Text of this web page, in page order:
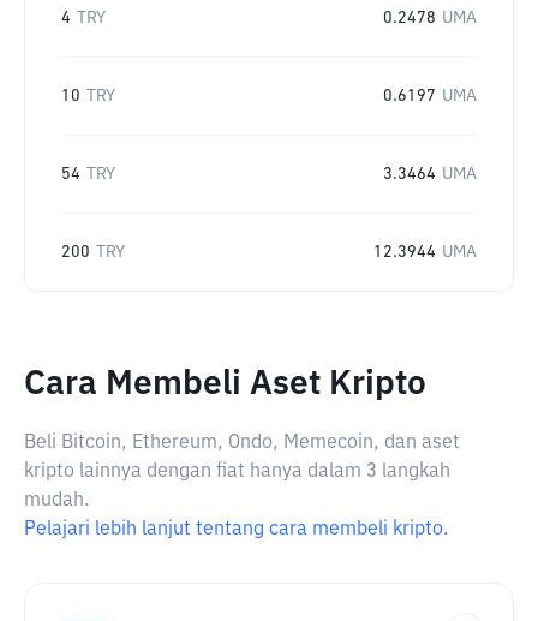
4 TRY 0.2478 UMA
10 TRY 0.6197 UMA
54 TRY 3.3464 UMA
200 TRY 12.3944 UMA
Cara Membeli Aset Kripto
Beli Bitcoin, Ethereum, Ondo, Memecoin, dan aset
kripto lainnya dengan fiat hanya dalam 3 langkah
mudah.
Pelajari lebih lanjut tentang cara membeli kripto.